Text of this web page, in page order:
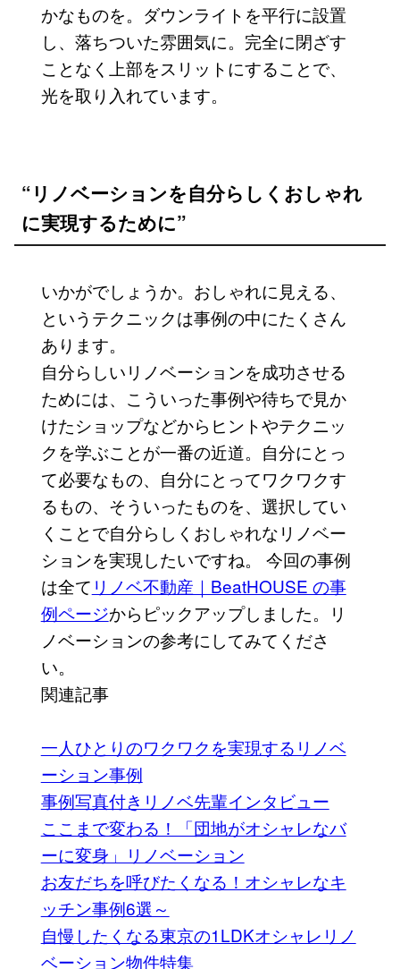
かなものを。ダウンライトを平行に設置
し、落ちついた雰囲気に。完全に閉ざす
ことなく上部をスリットにすることで、
光を取り入れています。
“リノベーションを自分らしくおしゃれ
に実現するために”
いかがでしょうか。おしゃれに見える、
というテクニックは事例の中にたくさん
あります。
自分らしいリノベーションを成功させる
ためには、こういった事例や待ちで見か
けたショップなどからヒントやテクニッ
クを学ぶことが一番の近道。自分にとっ
て必要なもの、自分にとってワクワクす
るもの、そういったものを、選択してい
くことで自分らしくおしゃれなリノベー
ションを実現したいですね。 今回の事例
は全て リノベ不動産｜BeatHOUSE の事
例ページからピックアップしました。リ
ノベーションの参考にしてみてくださ
い。
関連記事
一人ひとりのワクワクを実現するリノベ
ーション事例
事例写真付きリノベ先輩インタビュー
ここまで変わる！「団地がオシャレなバ
ーに変身」リノベーション
お友だちを呼びたくなる！オシャレなキ
ッチン事例6選～
自慢したくなる東京の1LDKオシャレリノ
ベーション物件特集